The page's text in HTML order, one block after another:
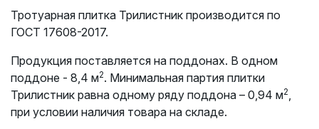
Тротуарная плитка Трилистник производится по
ГОСТ 17608-2017.
Продукция поставляется на поддонах. В одном
поддоне - 8,4 м2. Минимальная партия плитки
Трилистник равна одному ряду поддона – 0,94 м2
при условии наличия товара на складе.